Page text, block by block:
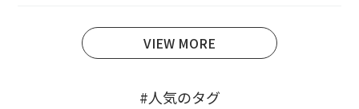
日本化粧品検定1級保有。
VIEW MORE
#人気のタグ